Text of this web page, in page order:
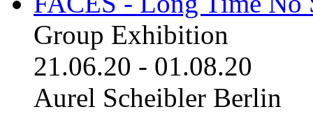
Group Exhibition
21.06.20 - 01.08.20
Aurel Scheibler Berlin